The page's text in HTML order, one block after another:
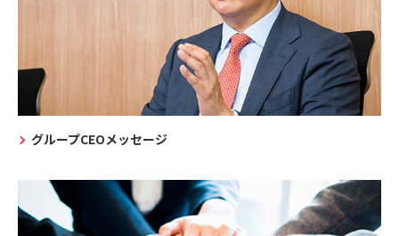
グループCEOメッセージ